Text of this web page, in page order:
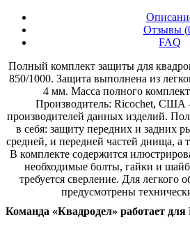
Отзывы (
FAQ
Полный комплект защиты для
850/1000. Защита выполнена из
4 мм. Масса полного
Производитель: Ricochet, США
производителей данных изделий.
в себя: защиту передних и задних
средней, и передней частей днища, а
В комплекте содержится
необходимые болты, гайки и
требуется сверление. Для легкого
предусмотрены
Команда «Квадродел» работает для